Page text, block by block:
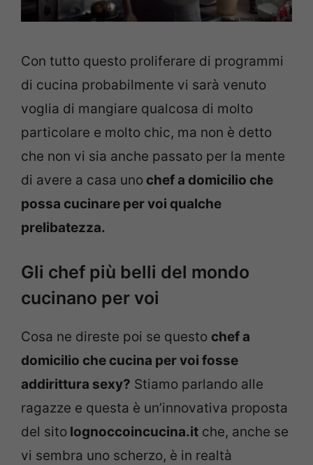
Con tutto questo proliferare di programmi
di cucina probabilmente vi sarà venuto
voglia di mangiare qualcosa di molto
particolare e molto chic, ma non è detto
che non vi sia anche passato per la mente
di avere a casa uno chef a domicilio che
possa cucinare per voi qualche
prelibatezza.
Gli chef più belli del mondo
cucinano per voi
Cosa ne direste poi se questo chef a
domicilio che cucina per voi fosse
addirittura sexy? Stiamo parlando alle
ragazze e questa è un’innovativa proposta
del sito lognoccoincucina.it che, anche se
vi sembra uno scherzo, è in realtà